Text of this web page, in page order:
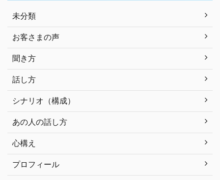
未分類
お客さまの声
聞き方
話し方
シナリオ（構成）
あの人の話し方
心構え
プロフィール